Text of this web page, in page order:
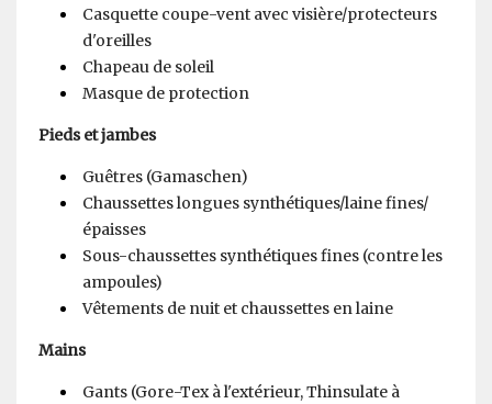
Casquette coupe-vent avec visière/protecteurs
d'oreilles
Chapeau de soleil
Masque de protection
Pieds et jambes
Guêtres (Gamaschen)
Chaussettes longues synthétiques/laine fines/
épaisses
Sous-chaussettes synthétiques fines (contre les
ampoules)
Vêtements de nuit et chaussettes en laine
Mains
Gants (Gore-Tex à l'extérieur, Thinsulate à